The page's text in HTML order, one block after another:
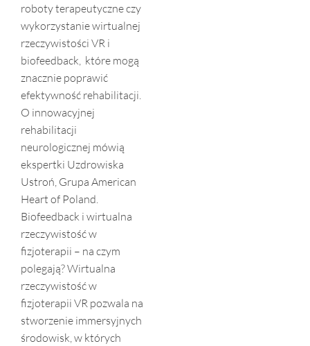
roboty terapeutyczne czy
wykorzystanie wirtualnej
rzeczywistości VR i
biofeedback, które mogą
znacznie poprawić
efektywność rehabilitacji.
O innowacyjnej
rehabilitacji
neurologicznej mówią
ekspertki Uzdrowiska
Ustroń, Grupa American
Heart of Poland.
Biofeedback i wirtualna
rzeczywistość w
fizjoterapii – na czym
polegają? Wirtualna
rzeczywistość w
fizjoterapii VR pozwala na
stworzenie immersyjnych
środowisk, w których